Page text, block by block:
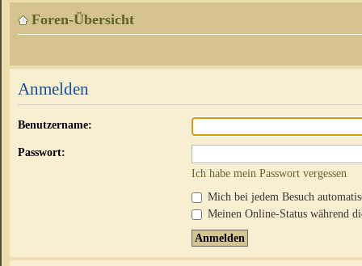
Foren-Übersicht
Anmelden
Benutzername:
Passwort:
Ich habe mein Passwort vergessen
Mich bei jedem Besuch
Meinen Online-Status während